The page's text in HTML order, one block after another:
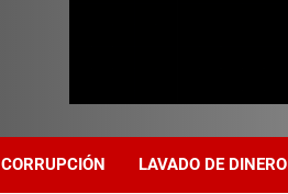
CORRUPCIÓN LAVADO DE DINERO